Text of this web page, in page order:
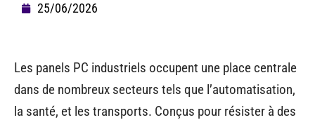
25/06/2026
Les panels PC industriels occupent une place centrale
dans de nombreux secteurs tels que l’automatisation,
la santé, et les transports. Conçus pour résister à des